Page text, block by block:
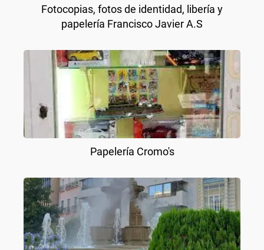
Fotocopias, fotos de identidad, libería y
papelería Francisco Javier A.S
Papelería Cromo's